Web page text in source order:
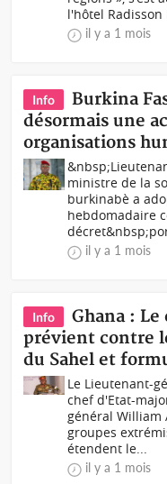
l'hôtel
il y a 1 mois
Info
Burkina
désormais une
organisations
ministre de la
burkinabè a
hebdomadaire
il y a 1 mois
Info
Ghana :
prévient contre
du Sahel et
Le Lieutenant-
chef d'Etat-
général William
groupes
étendent le...
il y a 1 mois